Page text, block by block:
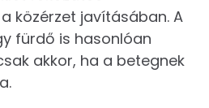
közérzet javításában. A
fürdő is hasonlóan
akkor, ha a betegnek